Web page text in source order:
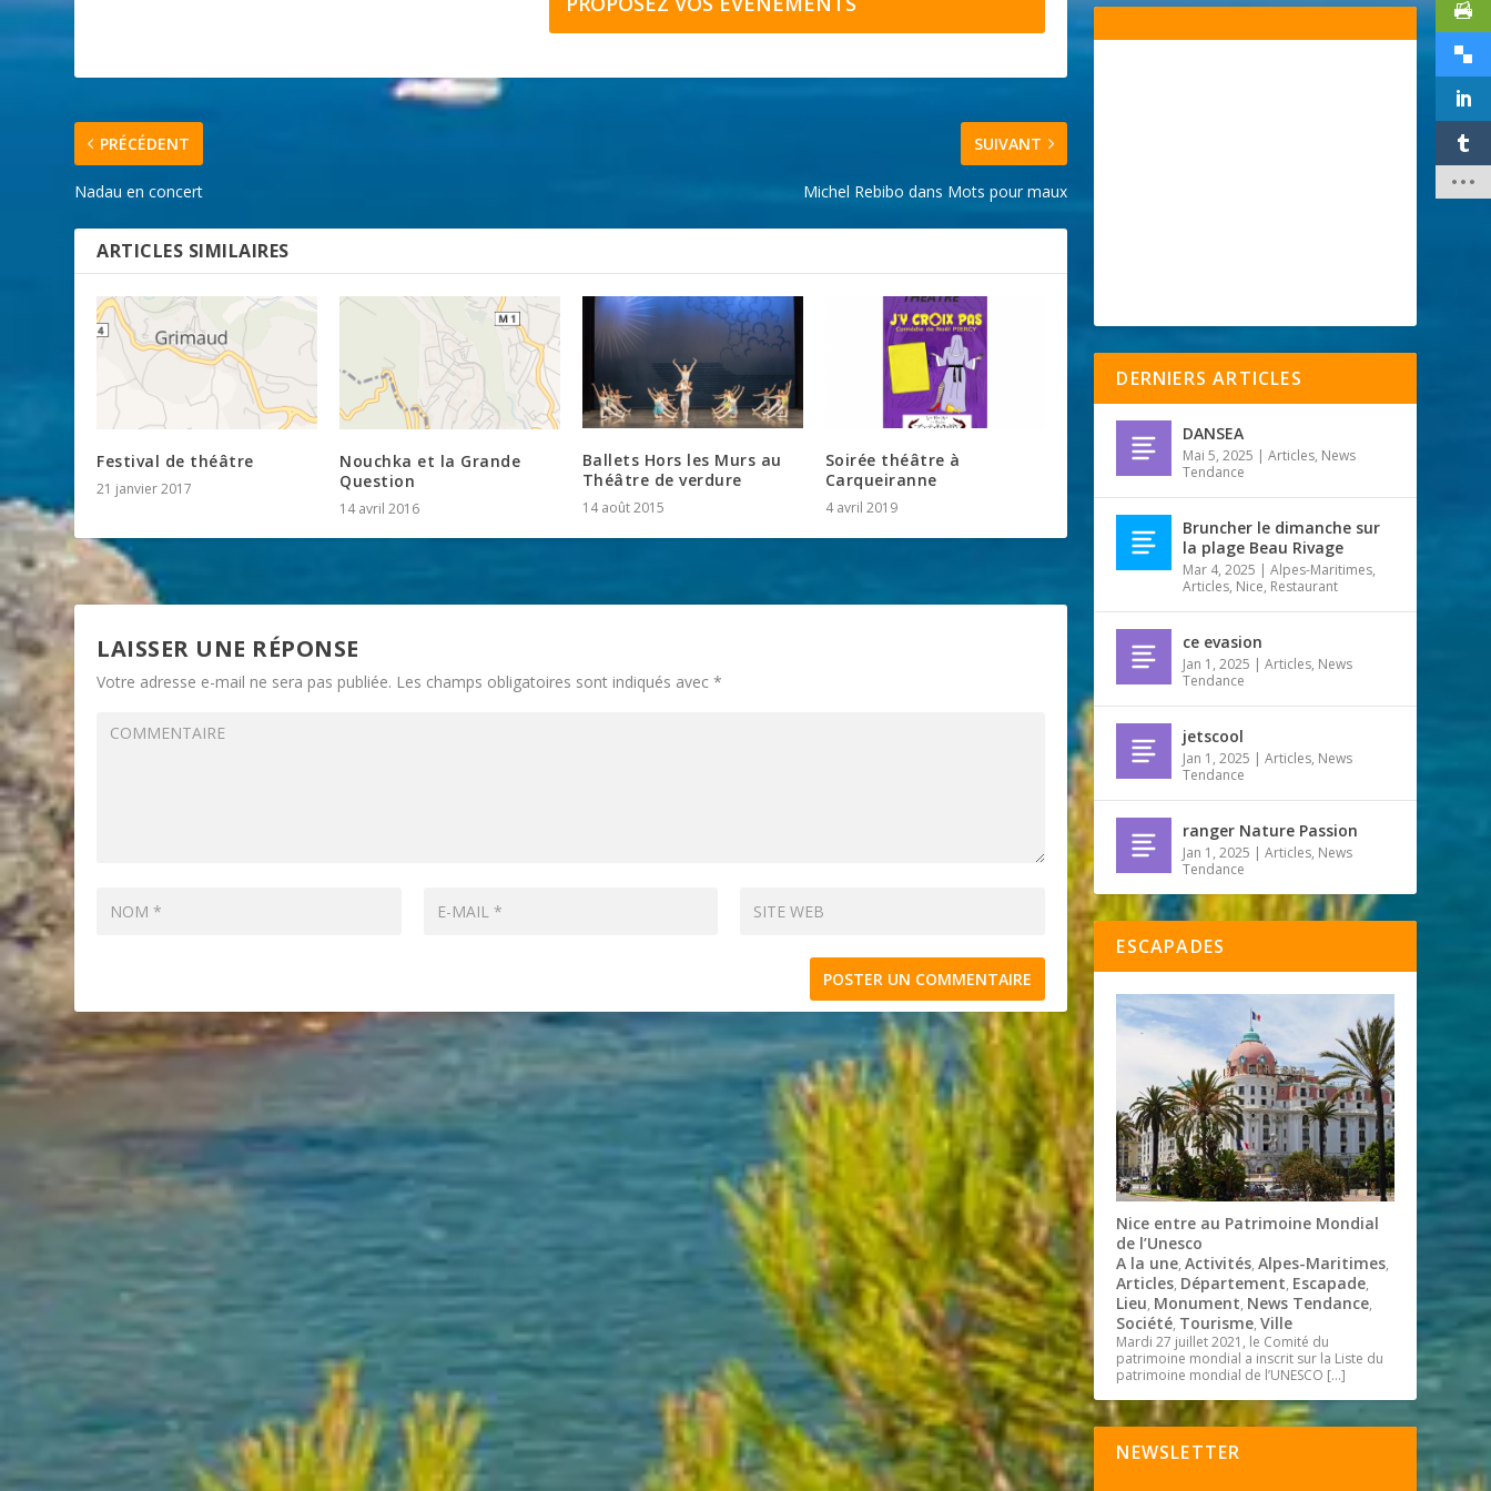
PRÉCÉDENT
Nadau en concert
SUIVANT
Michel Rebibo dans Mots pour maux
ARTICLES SIMILAIRES
Festival de théâtre
21 janvier 2017
Nouchka et la Grande
Question
14 avril 2016
Ballets Hors les Murs au
Théâtre de verdure
14 août 2015
Soirée théâtre à
Carqueiranne
4 avril 2019
LAISSER UNE RÉPONSE
Votre adresse e-mail ne sera pas publiée. Les champs obligatoires sont indiqués avec*
DERNIERS ARTICLES
DANSEA
Mai 5, 2025 |Articles, News
Tendance
Bruncher le dimanche sur
la plage Beau Rivage
Mar 4, 2025 |Alpes-Maritimes,
Articles, Nice, Restaurant
ce evasion
Jan 1, 2025 |Articles, News
Tendance
jetscool
Jan 1, 2025 |Articles, News
Tendance
ranger Nature Passion
Jan 1, 2025 |Articles, News
Tendance
ESCAPADES
Nice entre au Patrimoine Mondial
de l’Unesco
A la une,Activités,Alpes-Maritimes,
Articles, Département, Escapade,
Lieu, Monument, News Tendance,
Société, Tourisme,Ville
Mardi 27 juillet 2021, le Comité du
patrimoine mondial a inscrit sur la Liste du
patrimoine mondial de l’UNESCO […]
NEWSLETTER